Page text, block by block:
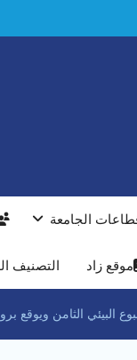
الجامعة
موقع زاد التصنيف
البيئي الثامن ويوقع